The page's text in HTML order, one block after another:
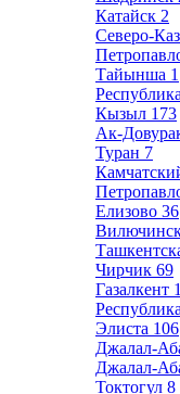
Катайск 2
Северо-
Тайынша 1
Кызыл 173
Ак-
Туран 7
Елизово 36
Чирчик 69
Газалкент
Элиста 106
Джалал-
Джалал-
Токтогул 8